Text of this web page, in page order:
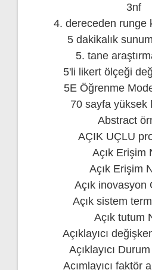
3nf
4. dereceden runge
5 dakikalık
5. tane
5'li likert ölçeği
5E Öğrenme
70 sayfa yüksek
Abstract
AÇIK UÇLU
Açık Erişim
Açık Erişim
Açık inovasyon
Açık sistem
Açık tutum
Açıklayıcı
Açıklayıcı
Açımlayıcı faktör